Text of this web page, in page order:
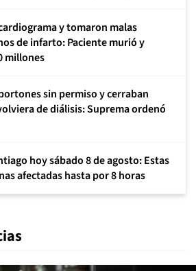
y tomaron malas
de infarto: Paciente murió y
millones
sin permiso y cerraban
de diálisis: Suprema ordenó
hoy sábado 8 de agosto: Estas
afectadas hasta por 8 horas